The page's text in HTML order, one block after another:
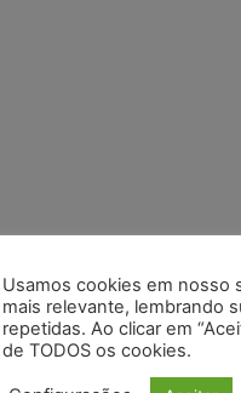
Usamos cookies em nosso
mais relevante, lembrando
repetidas. Ao clicar em
de TODOS os cookies.